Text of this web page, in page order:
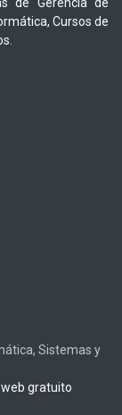
Cursos de
Sistemas y
gratuito